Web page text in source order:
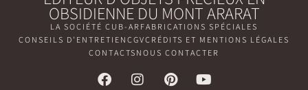
OBSIDIENNE DU MONT ARARAT
LA SOCIÉTÉ CUB-ARFABRICATIONS SPÉCIALES
CONSEILS D'ENTRETIENCGVCRÉDITS ET MENTIONS LÉGALES
CONTACTSNOUS CONTACTER